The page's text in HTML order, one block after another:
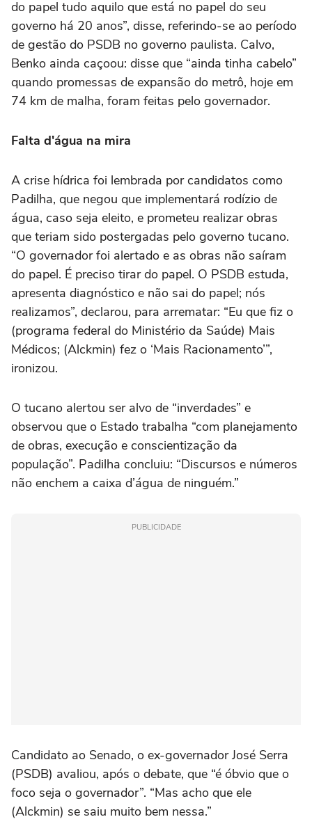
do papel tudo aquilo que está no papel do seu
governo há 20 anos”, disse, referindo-se ao período
de gestão do PSDB no governo paulista. Calvo,
Benko ainda caçoou: disse que “ainda tinha cabelo”
quando promessas de expansão do metrô, hoje em
74 km de malha, foram feitas pelo governador.
Falta d'água na mira
A crise hídrica foi lembrada por candidatos como
Padilha, que negou que implementará rodízio de
água, caso seja eleito, e prometeu realizar obras
que teriam sido postergadas pelo governo tucano.
“O governador foi alertado e as obras não saíram
do papel. É preciso tirar do papel. O PSDB estuda,
apresenta diagnóstico e não sai do papel; nós
realizamos”, declarou, para arrematar: “Eu que fiz o
(programa federal do Ministério da Saúde) Mais
Médicos; (Alckmin) fez o ‘Mais Racionamento’”,
ironizou.
O tucano alertou ser alvo de “inverdades” e
observou que o Estado trabalha “com planejamento
de obras, execução e conscientização da
população”. Padilha concluiu: “Discursos e números
não enchem a caixa d’água de ninguém.”
PUBLICIDADE
Candidato ao Senado, o ex-governador José Serra
(PSDB) avaliou, após o debate, que “é óbvio que o
foco seja o governador”. “Mas acho que ele
(Alckmin) se saiu muito bem nessa.”